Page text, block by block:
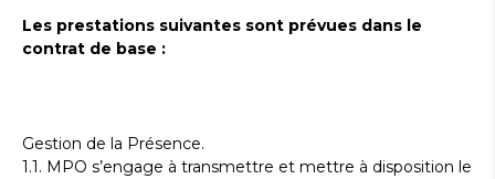
Les prestations suivantes sont prévues dans le
contrat de base :
Gestion de la Présence.
1.1. MPO s’engage à transmettre et mettre à disposition le